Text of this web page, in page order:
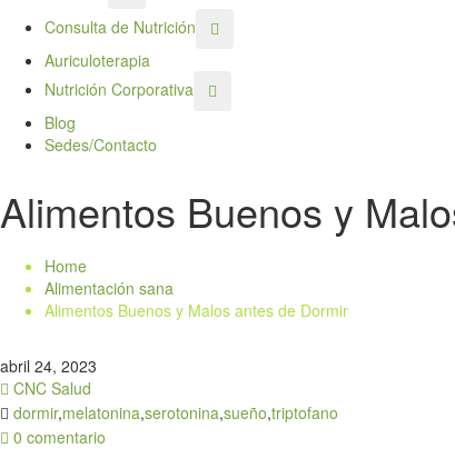
Consulta de Nutrición
Auriculoterapia
Nutrición Corporativa
Blog
Sedes/Contacto
Alimentos Buenos y
Home
Alimentación sana
Alimentos Buenos y Malos antes de Dormir
abril 24, 2023
CNC Salud
dormir,melatonina,serotonina,sueño,triptofano
0 comentario